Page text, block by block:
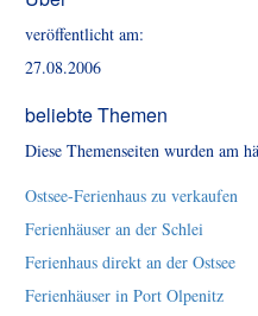
veröffentlicht am:
27.08.2006
beliebte Themen
Diese Themenseiten wurden am
Ostsee-Ferienhaus zu verkaufen
Ferienhäuser an der Schlei
Ferienhaus direkt an der Ostsee
Ferienhäuser in Port Olpenitz